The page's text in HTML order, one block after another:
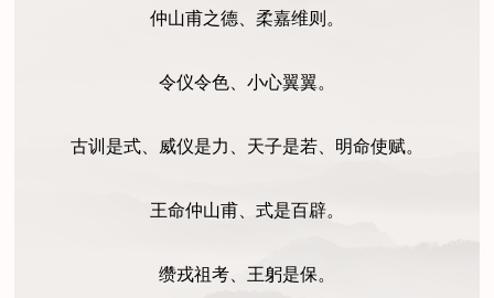
仲山甫之德、柔嘉维则。
令仪令色、小心翼翼。
古训是式、威仪是力、天子是若、明命使赋。
王命仲山甫、式是百辟。
缵戎祖考、王躬是保。